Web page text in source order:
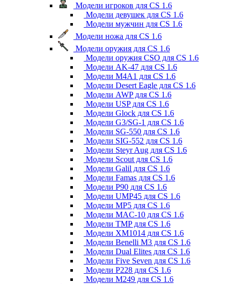
Модели игроков для CS 1.6
Модели девушек для CS 1.6
Модели мужчин для CS 1.6
Модели ножа для CS 1.6
Модели оружия для CS 1.6
Модели оружия CSO для CS 1.6
Модели AK-47 для CS 1.6
Модели M4A1 для CS 1.6
Модели Desert Eagle для CS 1.6
Модели AWP для CS 1.6
Модели USP для CS 1.6
Модели Glock для CS 1.6
Модели G3/SG-1 для CS 1.6
Модели SG-550 для CS 1.6
Модели SIG-552 для CS 1.6
Модели Steyr Aug для CS 1.6
Модели Scout для CS 1.6
Модели Galil для CS 1.6
Модели Famas для CS 1.6
Модели P90 для CS 1.6
Модели UMP45 для CS 1.6
Модели MP5 для CS 1.6
Модели MAC-10 для CS 1.6
Модели TMP для CS 1.6
Модели XM1014 для CS 1.6
Модели Benelli M3 для CS 1.6
Модели Dual Elites для CS 1.6
Модели Five Seven для CS 1.6
Модели P228 для CS 1.6
Модели M249 для CS 1.6